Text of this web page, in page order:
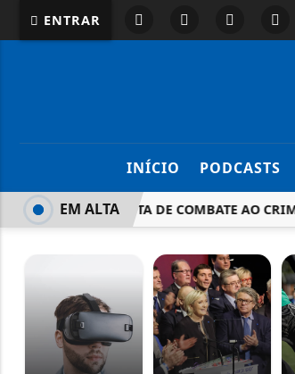
ENTRAR
INÍCIO PODCASTS
MOTTA: PROPOSTA DE COMBATE AO
EM ALTA